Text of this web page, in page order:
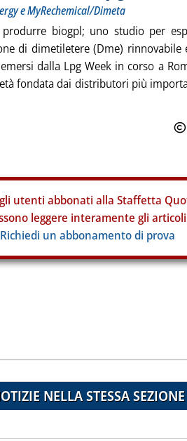
e MyRechemical/Dimeta
biogpl; uno studio per
di dimetiletere (Dme) rinnovabile
dalla Lpg Week in corso a
fondata dai distributori più
utenti abbonati alla Staffetta
leggere interamente gli
Richiedi un abbonamento di prova
NELLA STESSA SEZIONE